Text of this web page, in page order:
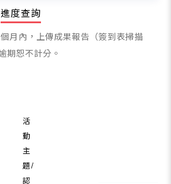
進度查詢
月內，上傳成果報告（簽到表掃描
期恕不計分。
活
動
主
題/
認